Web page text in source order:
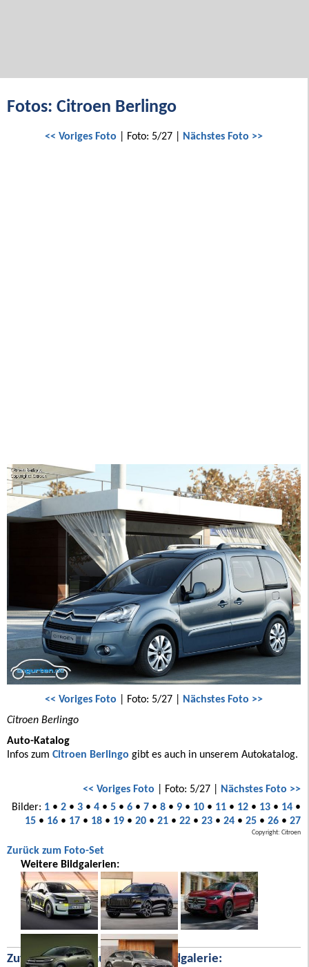
Fotos: Citroen Berlingo
<< Voriges Foto | Foto: 5/27 | Nächstes Foto >>
<< Voriges Foto | Foto: 5/27 | Nächstes Foto >>
Citroen Berlingo
Auto-Katalog
Infos zum Citroen Berlingo gibt es auch in unserem Autokatalog.
<< Voriges Foto | Foto: 5/27 | Nächstes Foto >>
Bilder: 1• 2• 3• 4• 5• 6• 7• 8• 9• 10• 11• 12• 13• 14•
15• 16• 17• 18• 19• 20• 21• 22• 23• 24• 25• 26• 27
Copyright: Citroen
Zurück zum Foto-Set
Weitere Bildgalerien:
Zufällige Bilder aus unserer Bildgalerie: